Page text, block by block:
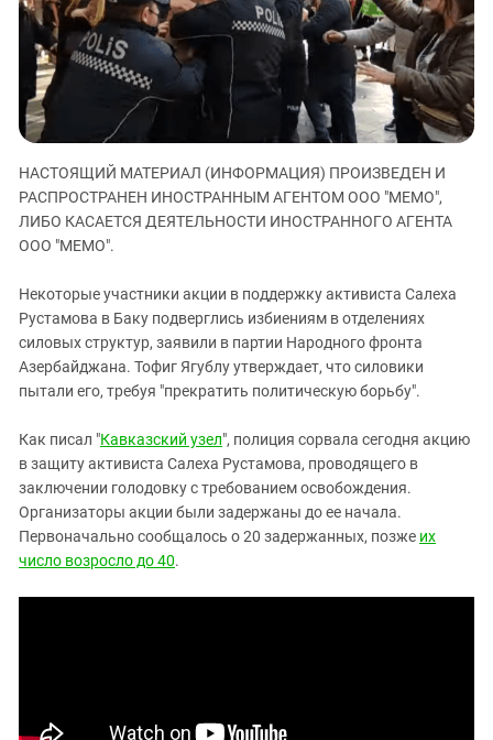
ЗАСТАВЛЯЕТ
КАВКАЗ ЗА ПАЛЕСТИНУ
ИНАКОМЫСЛИЕ В ЧЕЧНЕ
ПРЕСЛЕДОВАНИЕ АКТИВИСТОВ
МОБИЛИЗАЦИЯ И ПРОТЕСТЫ
Дагестан
Ингушетия
Кабардино-Балкария
Калмыкия
Краснодарский край
Нагорный Карабах
Ростовская область
Северная Осетия - Алания
СКФО
Ставропольский край
Южная Осетия
Южный Кавказ
ЮФО
НАСТОЯЩИЙ МАТЕРИАЛ (ИНФОРМАЦИЯ) ПРОИЗВЕДЕН И
РАСПРОСТРАНЕН ИНОСТРАННЫМ АГЕНТОМ ООО "МЕМО",
ЛИБО КАСАЕТСЯ ДЕЯТЕЛЬНОСТИ ИНОСТРАННОГО АГЕНТА
ООО "МЕМО".
Некоторые участники акции в поддержку активиста Салеха
Рустамова в Баку подверглись избиениям в отделениях
силовых структур, заявили в партии Народного фронта
Азербайджана. Тофиг Ягублу утверждает, что силовики
пытали его, требуя "прекратить политическую борьбу".
Как писал "Кавказский узел", полиция сорвала сегодня акцию
в защиту активиста Салеха Рустамова, проводящего в
заключении голодовку с требованием освобождения.
Организаторы акции были задержаны до ее начала.
Первоначально сообщалось о 20 задержанных, позже их
число возросло до 40.